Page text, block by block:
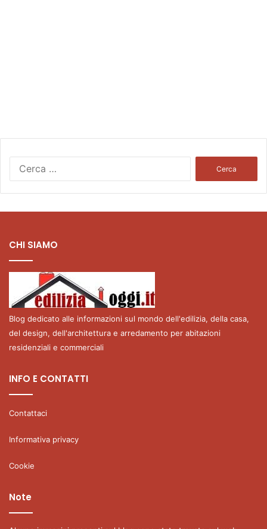
CHI SIAMO
Blog dedicato alle informazioni sul mondo dell'edilizia, della casa,
del design, dell'architettura e arredamento per abitazioni
residenziali e commerciali
INFO E CONTATTI
Contattaci
Informativa privacy
Cookie
Note